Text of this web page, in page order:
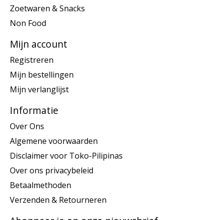
Zoetwaren & Snacks
Non Food
Mijn account
Registreren
Mijn bestellingen
Mijn verlanglijst
Informatie
Over Ons
Algemene voorwaarden
Disclaimer voor Toko-Pilipinas
Over ons privacybeleid
Betaalmethoden
Verzenden & Retourneren